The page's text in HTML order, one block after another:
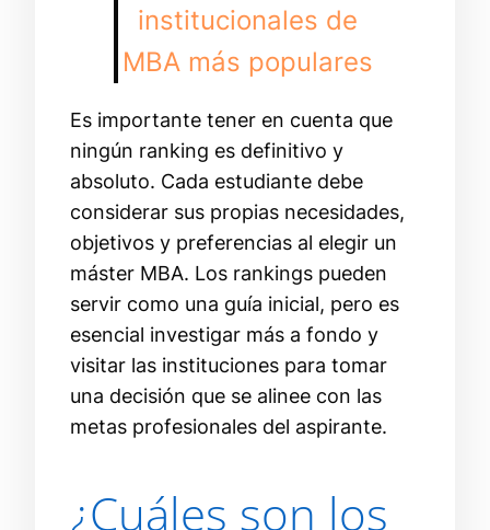
institucionales de
MBA más populares
Es importante tener en cuenta que
ningún ranking es definitivo y
absoluto. Cada estudiante debe
considerar sus propias necesidades,
objetivos y preferencias al elegir un
máster MBA. Los rankings pueden
servir como una guía inicial, pero es
esencial investigar más a fondo y
visitar las instituciones para tomar
una decisión que se alinee con las
metas profesionales del aspirante.
¿Cuáles son los